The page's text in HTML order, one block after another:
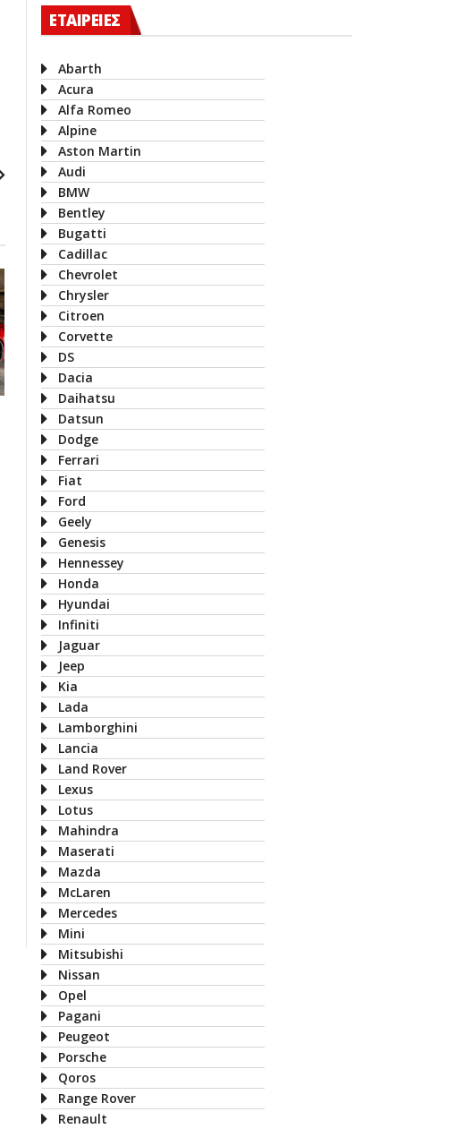
ΕΤΑΙΡΕΙΕΣ
Abarth
Acura
Alfa Romeo
Alpine
Aston Martin
Audi
BMW
Bentley
Bugatti
Cadillac
Chevrolet
Chrysler
Citroen
Corvette
DS
Dacia
Daihatsu
Datsun
Dodge
Ferrari
Fiat
Ford
Geely
Genesis
Hennessey
Honda
Hyundai
Infiniti
Jaguar
Jeep
Kia
Lada
Lamborghini
Lancia
Land Rover
Lexus
Lotus
Mahindra
Maserati
Mazda
McLaren
Mercedes
Mini
Mitsubishi
Nissan
Opel
Pagani
Peugeot
Porsche
Qoros
Range Rover
Renault